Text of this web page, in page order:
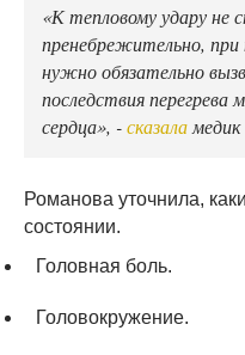
«К тепловому удару не
пренебрежительно,
нужно обязательно
последствия перегрева
сердца», -сказала
Романова уточнила,
состоянии.
Головная боль.
Головокружение.